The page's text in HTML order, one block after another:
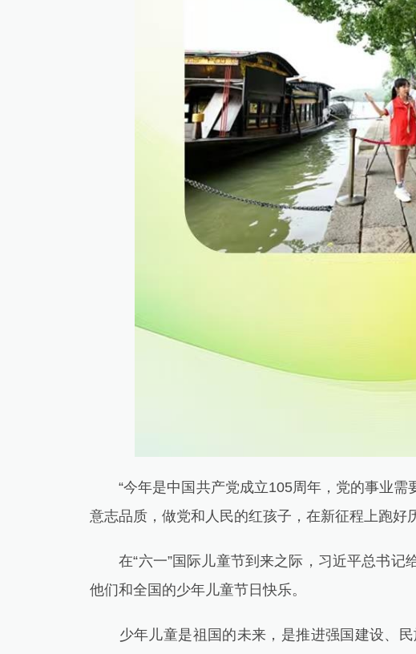
“今年是中国共产党成立105周年，党的事业需
意志品质，做党和人民的红孩子，在新征程上跑好
在“六一”国际儿童节到来之际，习近平总书记
他们和全国的少年儿童节日快乐。
少年儿童是祖国的未来，是推进强国建设、民